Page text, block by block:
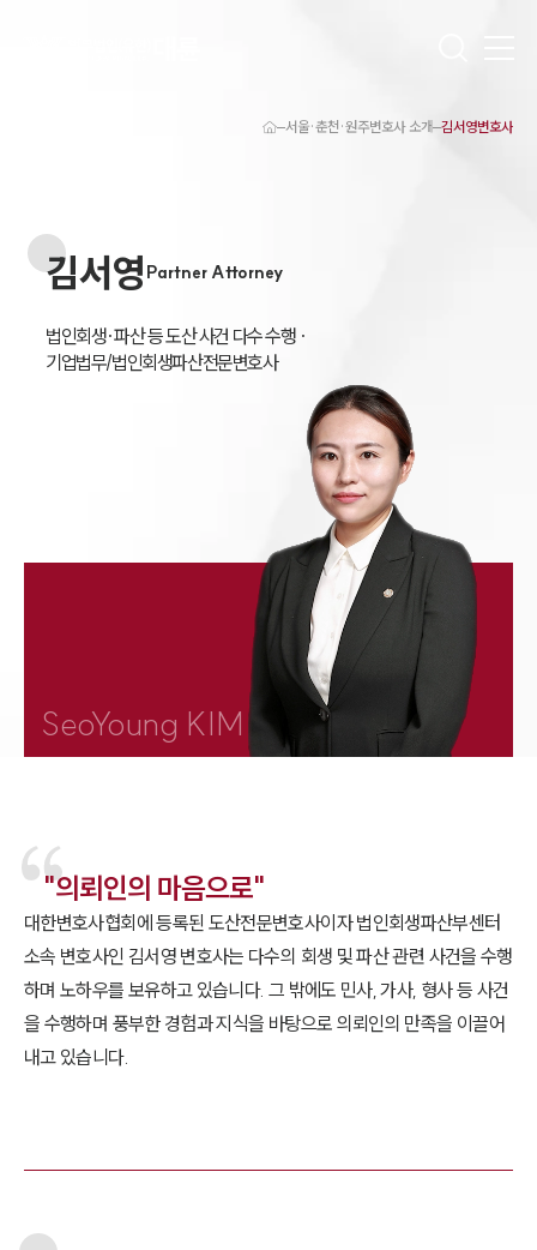
원주이혼전문변호사
원주학교폭력변호사
원주부동산변호사
원주변호사 업무분야
원주변호사 주요 업무사례
서울·춘천·원주변호사 소개 김서영변호사
Partner Attorney
김서영
법인회생·파산 등 도산 사건 다수 수행 ·
기업법무/법인회생파산전문변호사
SeoYoung KIM
"의뢰인의 마음으로"
대한변호사협회에 등록된 도산전문변호사이자 법인회생파산부센터
소속 변호사인 김서영 변호사는 다수의 회생 및 파산 관련 사건을 수행
하며 노하우를 보유하고 있습니다. 그 밖에도 민사, 가사, 형사 등 사건
을 수행하며 풍부한 경험과 지식을 바탕으로 의뢰인의 만족을 이끌어
내고 있습니다.